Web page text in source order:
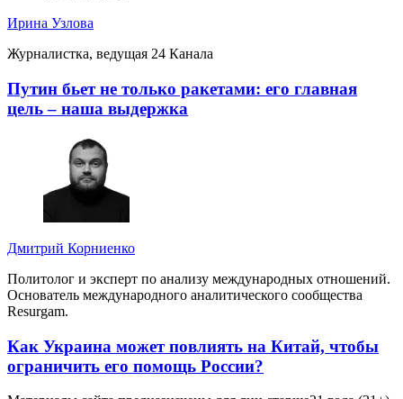
Ирина Узлова
Журналистка, ведущая 24 Канала
Путин бьет не только ракетами: его главная
цель – наша выдержка
Дмитрий Корниенко
Политолог и эксперт по анализу международных отношений.
Основатель международного аналитического сообщества
Resurgam.
Как Украина может повлиять на Китай, чтобы
ограничить его помощь России?